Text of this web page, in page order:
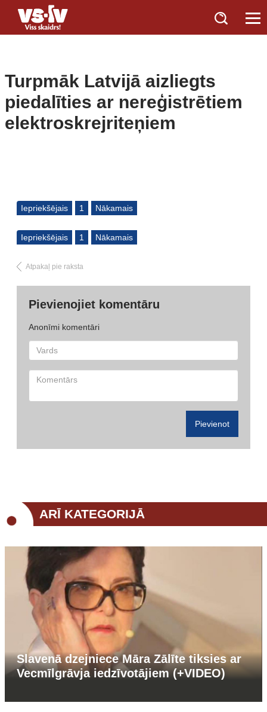
Turpmāk Latvijā aizliegts
piedalīties ar nereģistrētiem
elektroskrejriteņiem
Iepriekšējais 1 Nākamais
Iepriekšējais 1 Nākamais
Atpakaļ pie raksta
Pievienojiet komentāru
Anonīmi komentāri
Pievienot
ARĪ KATEGORIJĀ
Slavenā dzejniece Māra Zālīte tiksies ar
Vecmīlgrāvja iedzīvotājiem (+VIDEO)